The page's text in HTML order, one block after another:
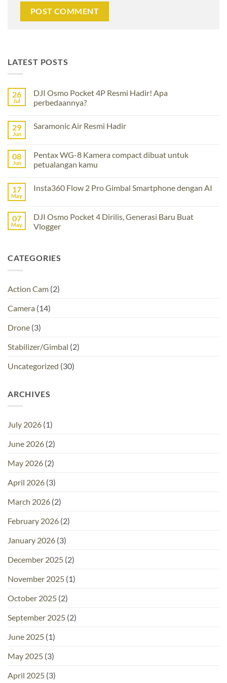
LATEST POSTS
26
Jul
DJI Osmo Pocket 4P Resmi Hadir! Apa
perbedaannya?
on
4P
Resmi
Hadir!
29
Jun
Saramonic Air Resmi Hadir
Saramonic
Air
Resmi
08
Jun
Pentax WG-8 Kamera compact dibuat untuk
petualangan kamu
on
Kamera
compact
dibuat
17
May
Insta360 Flow 2 Pro Gimbal Smartphone dengan AI
Insta360
Flow
dengan
07
May
DJI Osmo Pocket 4 Dirilis, Generasi Baru Buat
Vlogger
DJI
Osmo
Generasi
Vlogger
CATEGORIES
Action Cam (2)
Camera (14)
Drone (3)
Stabilizer/Gimbal (2)
Uncategorized (30)
ARCHIVES
July 2026 (1)
June 2026 (2)
May 2026 (2)
April 2026 (3)
March 2026 (2)
February 2026 (2)
January 2026 (3)
December 2025 (2)
November 2025 (1)
October 2025 (2)
September 2025 (2)
June 2025 (1)
May 2025 (3)
April 2025 (3)